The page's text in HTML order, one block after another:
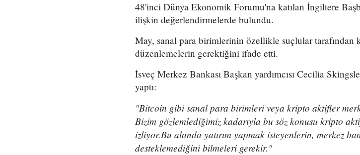
48'inci Dünya Ekonomik Forumu'na katılan İngiltere
ilişkin değerlendirmelerde bulundu.
May, sanal para birimlerinin özellikle suçlular tarafından
düzenlemelerin gerektiğini ifade etti.
İsveç Merkez Bankası Başkan yardımcısı Cecilia
yaptı:
"Bitcoin gibi sanal para birimleri veya kripto aktifler
Bizim gözlemlediğimiz kadarıyla bu söz konusu kripto
izliyor.Bu alanda yatırım yapmak isteyenlerin, merkez
desteklemediğini bilmeleri gerekir."